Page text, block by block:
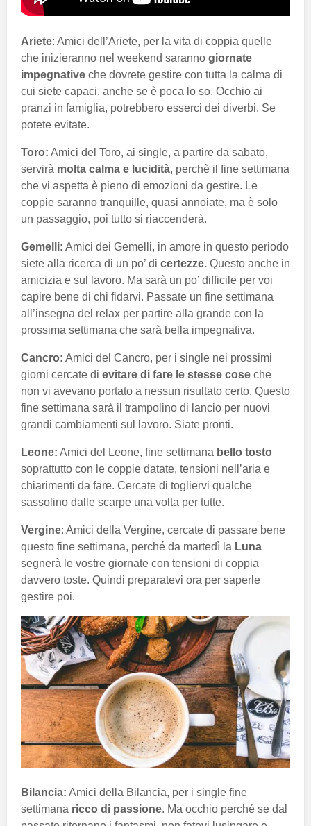
Ariete: Amici dell’Ariete, per la vita di coppia quelle
che inizieranno nel weekend saranno giornate
impegnative che dovrete gestire con tutta la calma di
cui siete capaci, anche se è poca lo so. Occhio ai
pranzi in famiglia, potrebbero esserci dei diverbi. Se
potete evitate.
Toro: Amici del Toro, ai single, a partire da sabato,
servirà molta calma e lucidità, perchè il fine settimana
che vi aspetta è pieno di emozioni da gestire. Le
coppie saranno tranquille, quasi annoiate, ma è solo
un passaggio, poi tutto si riaccenderà.
Gemelli: Amici dei Gemelli, in amore in questo periodo
siete alla ricerca di un po’ di certezze. Questo anche in
amicizia e sul lavoro. Ma sarà un po’ difficile per voi
capire bene di chi fidarvi. Passate un fine settimana
all’insegna del relax per partire alla grande con la
prossima settimana che sarà bella impegnativa.
Cancro: Amici del Cancro, per i single nei prossimi
giorni cercate di evitare di fare le stesse cose che
non vi avevano portato a nessun risultato certo. Questo
fine settimana sarà il trampolino di lancio per nuovi
grandi cambiamenti sul lavoro. Siate pronti.
Leone: Amici del Leone, fine settimana bello tosto
soprattutto con le coppie datate, tensioni nell’aria e
chiarimenti da fare. Cercate di togliervi qualche
sassolino dalle scarpe una volta per tutte.
Vergine: Amici della Vergine, cercate di passare bene
questo fine settimana, perché da martedì la Luna
segnerà le vostre giornate con tensioni di coppia
davvero toste. Quindi preparatevi ora per saperle
gestire poi.
Bilancia: Amici della Bilancia, per i single fine
settimana ricco di passione. Ma occhio perché se dal